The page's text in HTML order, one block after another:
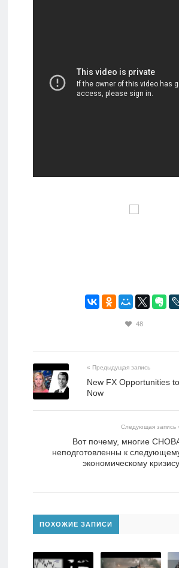
48
« Предыдущая запись
New FX Opportunities
Now
Следующая запись
Вот почему, многие
неподготовленны к
экономическому
ПОХОЖИЕ ЗАПИСИ